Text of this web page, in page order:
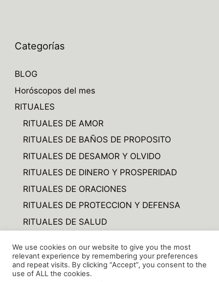
Categorías
BLOG
Horóscopos del mes
RITUALES
RITUALES DE AMOR
RITUALES DE BAÑOS DE PROPOSITO
RITUALES DE DESAMOR Y OLVIDO
RITUALES DE DINERO Y PROSPERIDAD
RITUALES DE ORACIONES
RITUALES DE PROTECCION Y DEFENSA
RITUALES DE SALUD
RITUALES TRABAJO Y NEGOCIOS
We use cookies on our website to give you the most
relevant experience by remembering your preferences
and repeat visits. By clicking “Accept”, you consent to the
use of ALL the cookies.